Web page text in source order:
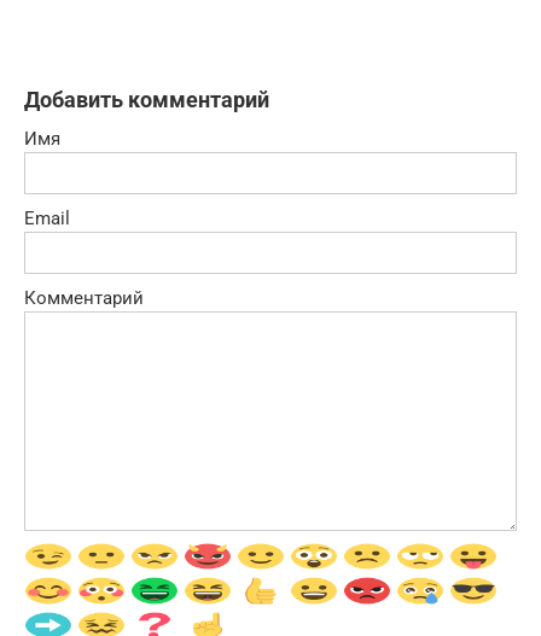
Добавить комментарий
Имя
Email
Комментарий